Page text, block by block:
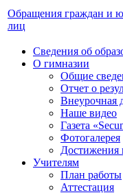
Обращения граждан и
лиц
Сведения об
О гимназии
Общие
Отчет о
Внеурочная
Наше видео
Газета
Фотогалерея
Достижения
Учителям
План работы
Аттестация